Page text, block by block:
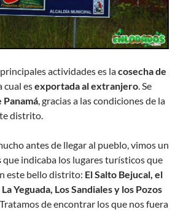
actividades es lacosecha de
cual esexportada al extranjero. Se
Panamá, gracias a las condiciones de la
distrito.
antes de llegar al pueblo, vimos un
que indicaba los lugares turísticos que
este bello distrito: El Salto Bejucal, el
Yeguada, Los Sandiales y los Pozos
de encontrar los que nos fuera